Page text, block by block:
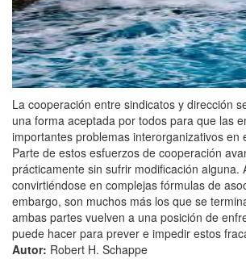
La cooperación entre sindicatos y dirección
una forma aceptada por todos para que las
importantes problemas interorganizativos en
Parte de estos esfuerzos de cooperación
prácticamente sin sufrir modificación alguna.
convirtiéndose en complejas fórmulas de
embargo, son muchos más los que se
ambas partes vuelven a una posición de
puede hacer para prever e impedir estos
Autor: Robert H. Schappe